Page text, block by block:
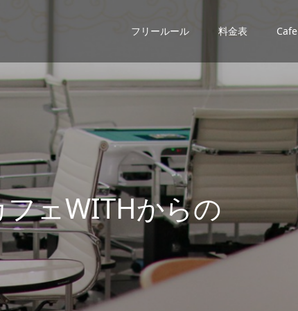
フリールール 料金表 Cafe
WITHからのお知らせ